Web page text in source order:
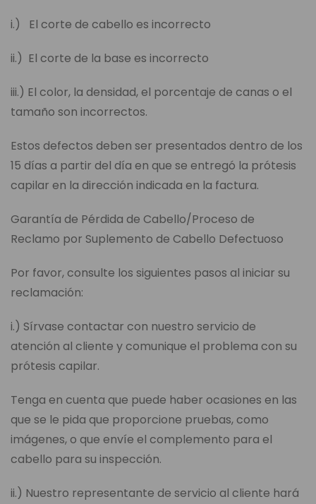
i.) El corte de cabello es incorrecto
ii.) El corte de la base es incorrecto
iii.) El color, la densidad, el porcentaje de canas o el
tamaño son incorrectos.
Estos defectos deben ser presentados dentro de los
15 días a partir del día en que se entregó la prótesis
capilar en la dirección indicada en la factura.
Garantía de Pérdida de Cabello/Proceso de
Reclamo por Suplemento de Cabello Defectuoso
Por favor, consulte los siguientes pasos al iniciar su
reclamación:
i.) Sírvase contactar con nuestro servicio de
atención al cliente y comunique el problema con su
prótesis capilar.
Tenga en cuenta que puede haber ocasiones en las
que se le pida que proporcione pruebas, como
imágenes, o que envíe el complemento para el
cabello para su inspección.
ii.) Nuestro representante de servicio al cliente hará